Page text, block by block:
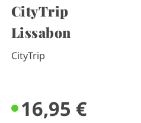
CityTrip
Lissabon
CityTrip
16,95 €